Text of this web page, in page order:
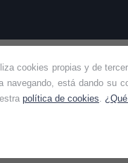
cookies propias y de
navegando, está dando su
política de cookies
SOMOS KIT